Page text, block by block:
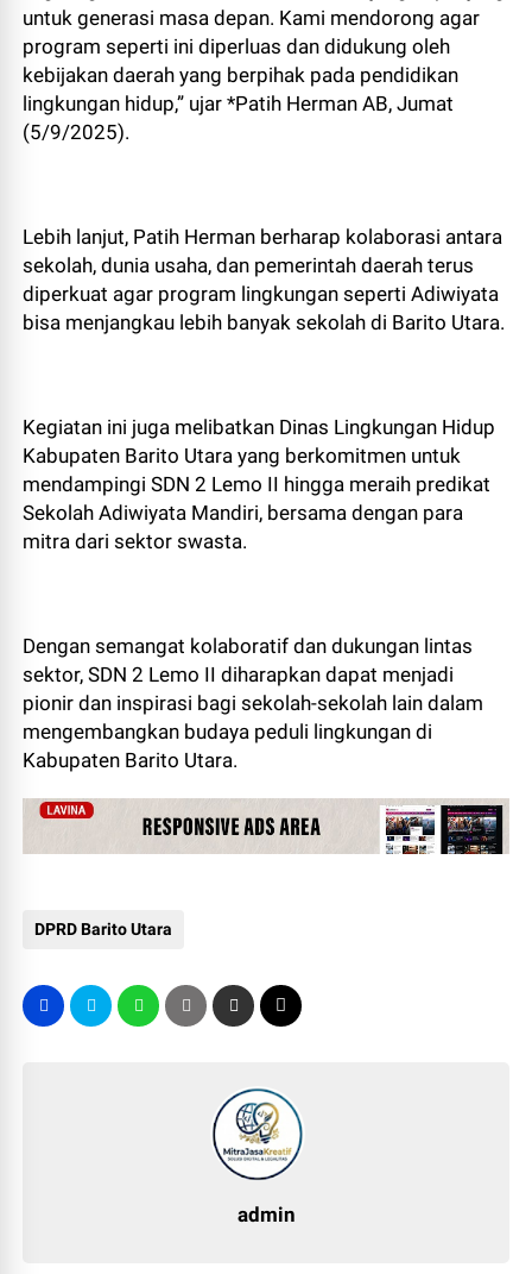
untuk generasi masa depan. Kami mendorong agar
program seperti ini diperluas dan didukung oleh
kebijakan daerah yang berpihak pada pendidikan
lingkungan hidup,” ujar *Patih Herman AB, Jumat
(5/9/2025).
Lebih lanjut, Patih Herman berharap kolaborasi antara
sekolah, dunia usaha, dan pemerintah daerah terus
diperkuat agar program lingkungan seperti Adiwiyata
bisa menjangkau lebih banyak sekolah di Barito Utara.
Kegiatan ini juga melibatkan Dinas Lingkungan Hidup
Kabupaten Barito Utara yang berkomitmen untuk
mendampingi SDN 2 Lemo II hingga meraih predikat
Sekolah Adiwiyata Mandiri, bersama dengan para
mitra dari sektor swasta.
Dengan semangat kolaboratif dan dukungan lintas
sektor, SDN 2 Lemo II diharapkan dapat menjadi
pionir dan inspirasi bagi sekolah-sekolah lain dalam
mengembangkan budaya peduli lingkungan di
Kabupaten Barito Utara.
DPRD Barito Utara
admin